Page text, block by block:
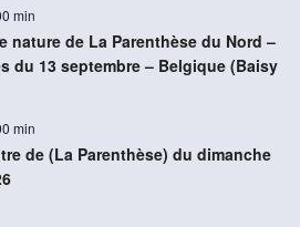
min
nature de La Parenthèse du Nord –
du 13 septembre – Belgique (Baisy
min
de (La Parenthèse) du dimanche